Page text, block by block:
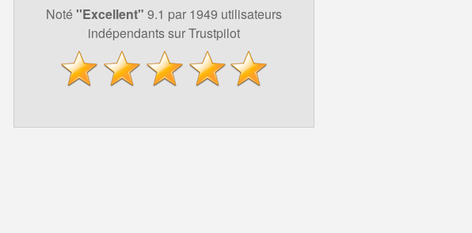
Noté ''Excellent" 9.1 par 1949 utilisateurs
indépendants sur Trustpilot